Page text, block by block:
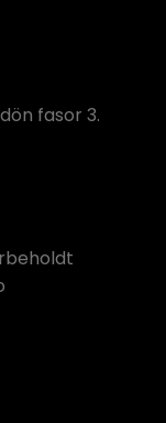
fasor 3.